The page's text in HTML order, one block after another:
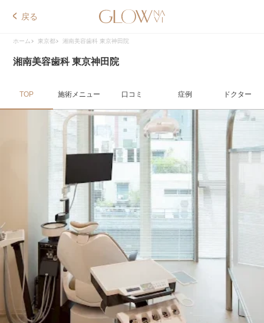
戻る
ホーム 東京都 湘南美容歯科 東京神田院
湘南美容歯科 東京神田院
TOP 施術メニュー 口コミ 症例 ドクター